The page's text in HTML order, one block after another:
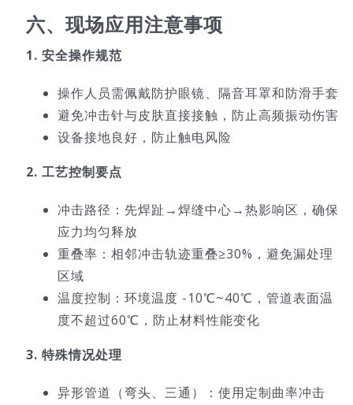
六、现场应用注意事项
1. 安全操作规范
操作人员需佩戴防护眼镜、隔音耳罩和防滑手套
避免冲击针与皮肤直接接触，防止高频振动伤害
设备接地良好，防止触电风险
2. 工艺控制要点
冲击路径：先焊趾→焊缝中心→热影响区，确保
应力均匀释放
重叠率：相邻冲击轨迹重叠≥30%，避免漏处理
区域
温度控制：环境温度 -10℃~40℃，管道表面温
度不超过60℃，防止材料性能变化
3. 特殊情况处理
异形管道（弯头、三通）：使用定制曲率冲击